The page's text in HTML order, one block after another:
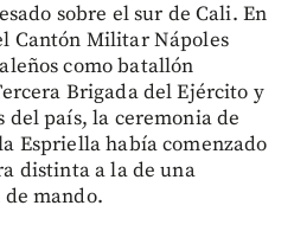
sobre el sur de Cali. En
Cantón Militar Nápoles
como batallón
Brigada del Ejército y
del país, la ceremonia de
Espriella había comenzado
distinta a la de una
mando.